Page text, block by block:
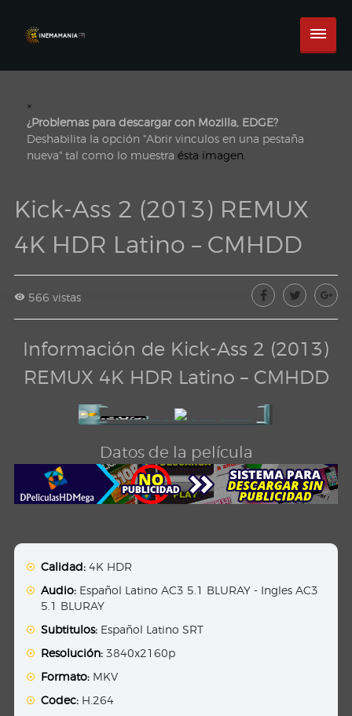
×
¿Problemas para descargar con Mozilla, EDGE?
Deshabilita la opción "Abrir vinculos en una pestaña
nueva" tal como lo muestra ésta imagen.
Kick-Ass 2 (2013) REMUX
4K HDR Latino – CMHDD
566 vistas
Información de Kick-Ass 2 (2013)
REMUX 4K HDR Latino – CMHDD
Datos de la película
Calidad: 4K HDR
Audio: Español Latino AC3 5.1 BLURAY - Ingles AC3
5.1 BLURAY
Subtitulos: Español Latino SRT
Resolución: 3840x2160p
Formato: MKV
Codec: H.264